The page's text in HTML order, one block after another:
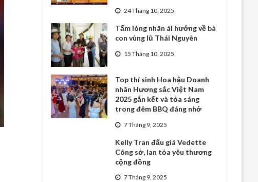
24 Tháng 10, 2025
Tấm lòng nhân ái hướng về bà
con vùng lũ Thái Nguyên
15 Tháng 10, 2025
Top thí sinh Hoa hậu Doanh
nhân Hương sắc Việt Nam
2025 gắn kết và tỏa sáng
trong đêm BBQ đáng nhớ
7 Tháng 9, 2025
Kelly Tran đấu giá Vedette
Công sở, lan tỏa yêu thương
cộng đồng
7 Tháng 9, 2025